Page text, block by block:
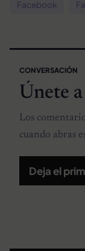
Facebook
CONVERSACIÓN
Únete
Los
cuando abras
Deja el